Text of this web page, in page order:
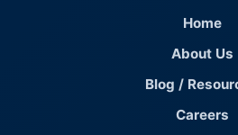
Home
About Us
Blog /
Careers